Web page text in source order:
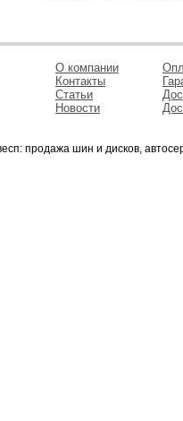
О компании
Контакты
Статьи
Новости
продажа шин и дисков,